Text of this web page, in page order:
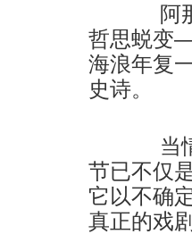
阿那
哲思蜕变
海浪年复
史诗。
当情
节已不仅
它以不确
真正的戏